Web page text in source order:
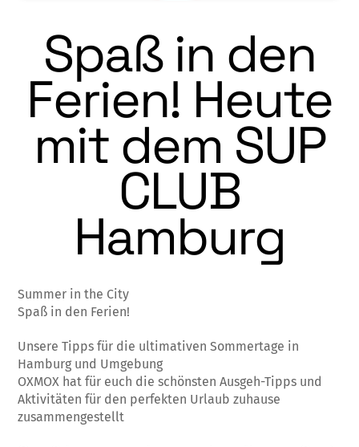
Spaß in den
Ferien! Heute
mit dem SUP
CLUB
Hamburg
Summer in the City
Spaß in den Ferien!
Unsere Tipps für die ultimativen Sommertage in
Hamburg und Umgebung
OXMOX hat für euch die schönsten Ausgeh-Tipps und
Aktivitäten für den perfekten Urlaub zuhause
zusammengestellt